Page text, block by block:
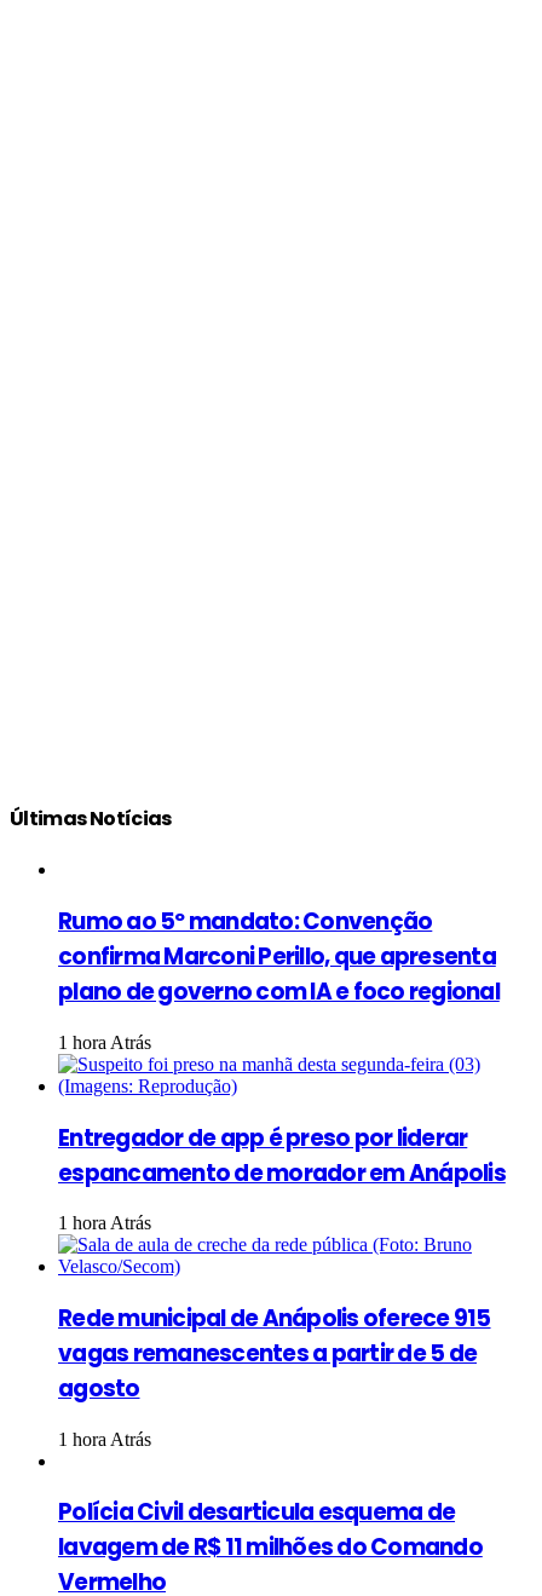
Últimas Notícias
Rumo ao 5º mandato: Convenção
confirma Marconi Perillo, que apresenta
plano de governo com IA e foco regional
1 hora Atrás
Entregador de app é preso por liderar
espancamento de morador em Anápolis
1 hora Atrás
Rede municipal de Anápolis oferece 915
vagas remanescentes a partir de 5 de
agosto
1 hora Atrás
Polícia Civil desarticula esquema de
lavagem de R$ 11 milhões do Comando
Vermelho